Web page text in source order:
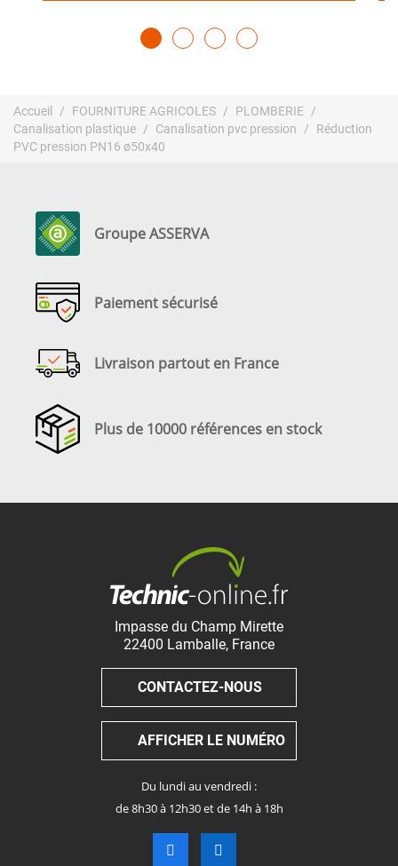
Accueil FOURNITURE AGRICOLES
PLOMBERIE
Canalisation plastique
Canalisation pvc pression
Réduction
PVC pression PN16 ø50x40
Groupe ASSERVA
Paiement sécurisé
Livraison partout en France
Plus de 10000 références en stock
Impasse du Champ Mirette
22400 Lamballe, France
CONTACTEZ-NOUS
AFFICHER LE NUMÉRO
Du lundi au vendredi :
de 8h30 à 12h30 et de 14h à 18h